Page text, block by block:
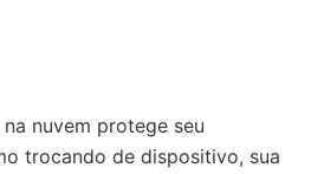
nuvem protege seu
trocando de dispositivo, sua